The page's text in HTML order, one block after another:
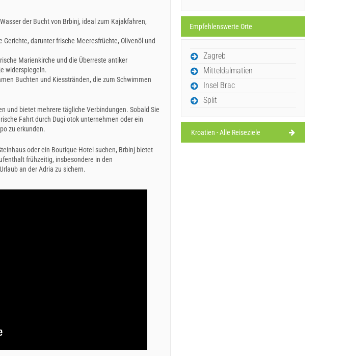
der Bucht von Brbinj, ideal zum Kajakfahren,
darunter frische Meeresfrüchte, Olivenöl und
Marienkirche und die Überreste antiker
widerspiegeln.
Buchten und Kiesstränden, die zum Schwimmen
und bietet mehrere tägliche Verbindungen. Sobald Sie
Fahrt durch Dugi otok unternehmen oder ein
zu erkunden.
oder ein Boutique-Hotel suchen, Brbinj bietet
frühzeitig, insbesondere in den
an der Adria zu sichern.
Empfehlenswerte Orte
Zagreb
Mitteldalmatien
Insel Brac
Split
Kroatien - Alle Reiseziele